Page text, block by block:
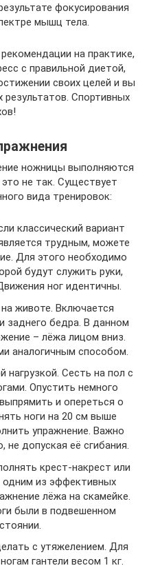
фокусирования
мышц тела.
на практике,
с правильной диетой,
своих целей и вы
Спортивных
ножницы выполняются
не так. Существует
вида тренировок:
классический вариант
трудным, можете
Для этого необходимо
будут служить руки,
ног идентичны.
животе. Включается
заднего бедра. В данном
– лёжа лицом вниз.
аналогичным способом.
нагрузкой. Сесть на пол с
Опустить немного
и опереться о
ноги на 20 см выше
упражнение. Важно
не допуская её сгибания.
крест-накрест или
одним из эффективных
лёжа на скамейке.
были в подвешенном
с утяжелением. Для
гантели весом 1 кг.